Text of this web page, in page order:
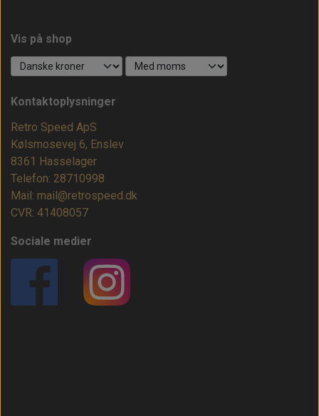
Vis på shop
Kontaktoplysninger
Retro Speed ApS
Kølsmosevej 6, Enslev
8361 Hasselager
Telefon: 28710998
Mail: mail@retrospeed.dk
CVR: 41408057
Sociale medier